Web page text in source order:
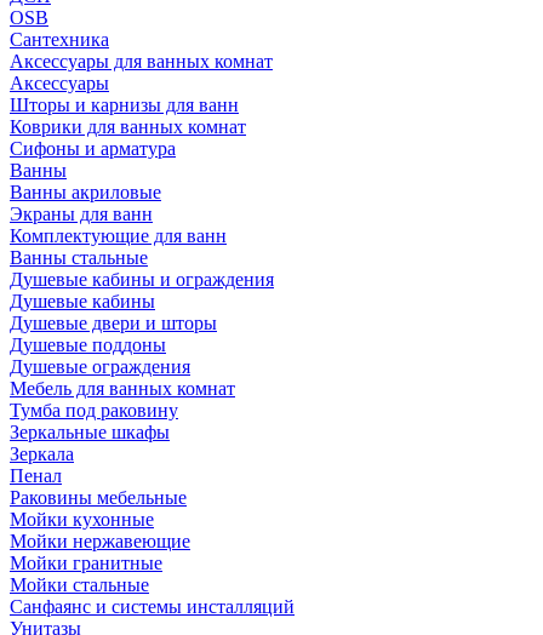
OSB
Сантехника
Аксессуары для ванных комнат
Аксессуары
Шторы и карнизы для ванн
Коврики для ванных комнат
Сифоны и арматура
Ванны
Ванны акриловые
Экраны для ванн
Комплектующие для ванн
Ванны стальные
Душевые кабины и ограждения
Душевые кабины
Душевые двери и шторы
Душевые поддоны
Душевые ограждения
Мебель для ванных комнат
Тумба под раковину
Зеркальные шкафы
Зеркала
Пенал
Раковины мебельные
Мойки кухонные
Мойки нержавеющие
Мойки гранитные
Мойки стальные
Санфаянс и системы инсталляций
Унитазы